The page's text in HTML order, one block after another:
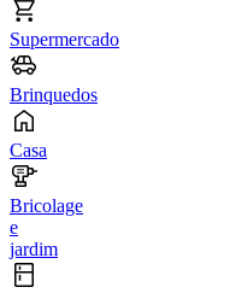
Supermercado
Brinquedos
Casa
Bricolage
e
jardim